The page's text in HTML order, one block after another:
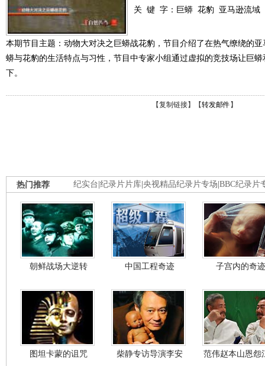
关 键 字： 巨蟒 花豹 亚马逊流域
本期节目主题：动物大对决之巨蟒战花豹，节目介绍了在热气缭绕的
蟒与花豹的生活特点与习性，节目中专家小组通过虚拟的竞技场让巨
下。
【复制链接】【转发邮件 】
纪实台 纪录片片库 央视精品纪录片专场 BBC纪录片
热门推荐
朝鲜战场大逆转 中国工程奇迹 子宫内的奇迹
图坦卡蒙的诅咒 柴静专访导演李安 范伟赵本山恩怨